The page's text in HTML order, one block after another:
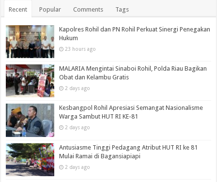
Recent Popular Comments Tags
Kapolres Rohil dan PN Rohil Perkuat Sinergi Penegakan
Hukum
23 hours ago
MALARIA Mengintai Sinaboi Rohil, Polda Riau Bagikan
Obat dan Kelambu Gratis
2 days ago
Kesbangpol Rohil Apresiasi Semangat Nasionalisme
Warga Sambut HUT RI KE-81
2 days ago
Antusiasme Tinggi Pedagang Atribut HUT RI ke 81
Mulai Ramai di Bagansiapiapi
2 days ago